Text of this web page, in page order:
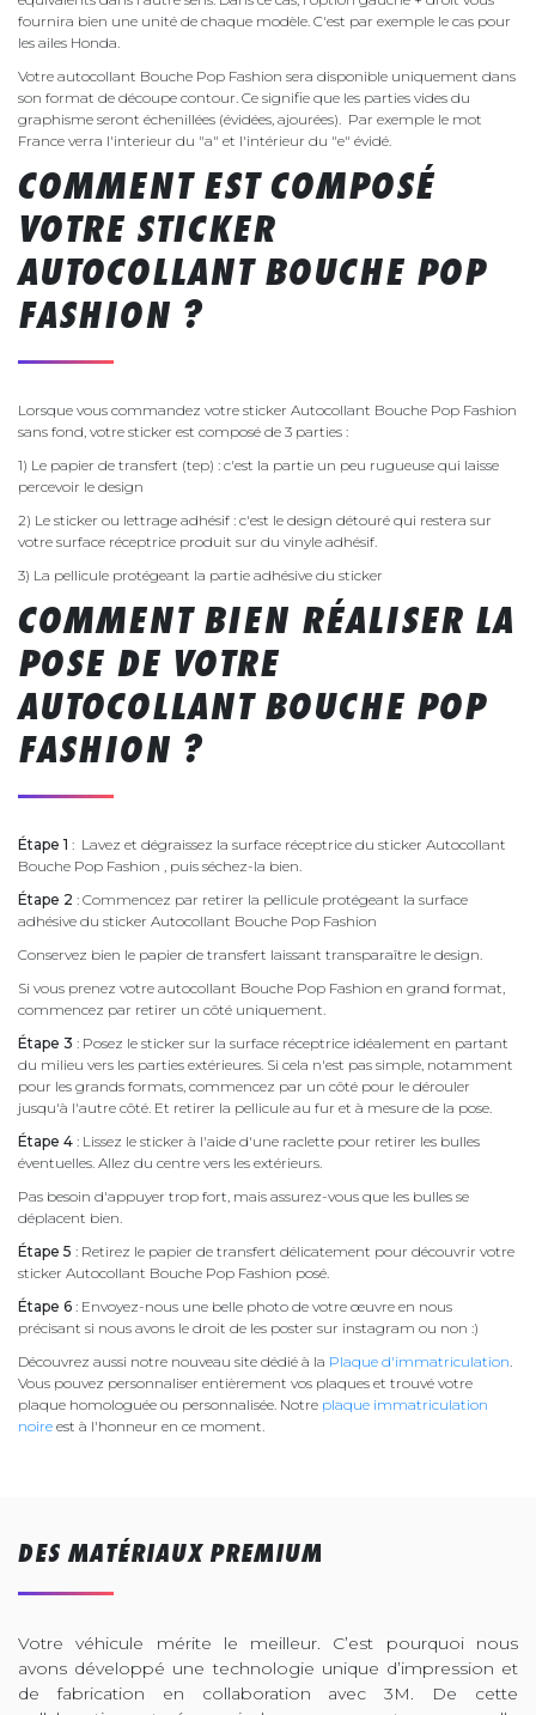
fournira bien une unité de chaque modèle. C'est par exemple le cas pour
les ailes Honda.
Votre autocollant Bouche Pop Fashion sera disponible uniquement dans
son format de découpe contour. Ce signifie que les parties vides du
graphisme seront échenillées (évidées, ajourées). Par exemple le mot
France verra l'interieur du "a" et l'intérieur du "e" évidé.
COMMENT EST COMPOSÉ
VOTRE STICKER
AUTOCOLLANT BOUCHE POP
FASHION ?
Lorsque vous commandez votre sticker Autocollant Bouche Pop Fashion
sans fond, votre sticker est composé de 3 parties :
1) Le papier de transfert (tep) : c'est la partie un peu rugueuse qui laisse
percevoir le design
2) Le sticker ou lettrage adhésif : c'est le design détouré qui restera sur
votre surface réceptrice produit sur du vinyle adhésif.
3) La pellicule protégeant la partie adhésive du sticker
COMMENT BIEN RÉALISER LA
POSE DE VOTRE
AUTOCOLLANT BOUCHE POP
FASHION ?
Étape 1 : Lavez et dégraissez la surface réceptrice du sticker Autocollant
Bouche Pop Fashion , puis séchez-la bien.
Étape 2 : Commencez par retirer la pellicule protégeant la surface
adhésive du sticker Autocollant Bouche Pop Fashion
Conservez bien le papier de transfert laissant transparaître le design.
Si vous prenez votre autocollant Bouche Pop Fashion en grand format,
commencez par retirer un côté uniquement.
Étape 3 : Posez le sticker sur la surface réceptrice idéalement en partant
du milieu vers les parties extérieures. Si cela n'est pas simple, notamment
pour les grands formats, commencez par un côté pour le dérouler
jusqu'à l'autre côté. Et retirer la pellicule au fur et à mesure de la pose.
Étape 4 : Lissez le sticker à l'aide d'une raclette pour retirer les bulles
éventuelles. Allez du centre vers les extérieurs.
Pas besoin d'appuyer trop fort, mais assurez-vous que les bulles se
déplacent bien.
Étape 5 : Retirez le papier de transfert délicatement pour découvrir votre
sticker Autocollant Bouche Pop Fashion posé.
Étape 6 : Envoyez-nous une belle photo de votre œuvre en nous
précisant si nous avons le droit de les poster sur instagram ou non :)
Découvrez aussi notre nouveau site dédié à la Plaque d'immatriculation.
Vous pouvez personnaliser entièrement vos plaques et trouvé votre
plaque homologuée ou personnalisée. Notre plaque immatriculation
noire est à l'honneur en ce moment.
DES MATÉRIAUX PREMIUM
Votre véhicule mérite le meilleur. C’est pourquoi nous
avons développé une technologie unique d’impression et
de fabrication en collaboration avec 3M. De cette